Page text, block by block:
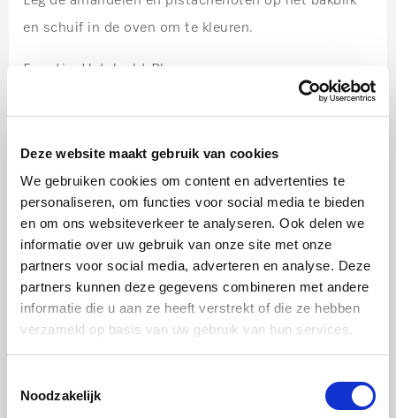
Deze website maakt gebruik van cookies
We gebruiken cookies om content en advertenties te
personaliseren, om functies voor social media te bieden
en om ons websiteverkeer te analyseren. Ook delen we
informatie over uw gebruik van onze site met onze
partners voor social media, adverteren en analyse. Deze
partners kunnen deze gegevens combineren met andere
informatie die u aan ze heeft verstrekt of die ze hebben
verzameld op basis van uw gebruik van hun services.
Noodzakelijk
en schuif in de oven om te kleuren.
Functie: Hetelucht Plus
200 ºC, gedurende ca. 8 minuten of tot de noten
peterselie en basilicum. Verwijder eventueel de nerf
van de grote basilicumblaadjes. Meng noten, kruiden
en knoflook in de keukenmachine en voeg peper, zout
en een scheutje olijfolie toe. Draai tot een gladde
puree. Voeg de verjus en de overige olijfolie toe. Let
op dat de puree smeerbaar blijft. Bewaar tot